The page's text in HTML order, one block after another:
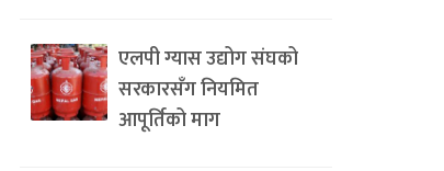
एलपी ग्यास उद्योग संघको
सरकारसँग नियमित
आपूर्तिको माग